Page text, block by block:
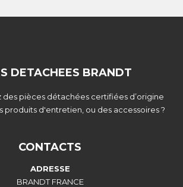
DETACHEES BRANDT
des pièces détachées certifiées d’origine
produits d'entretien, ou des accessoires ?
CONTACTS
ADRESSE
BRANDT FRANCE